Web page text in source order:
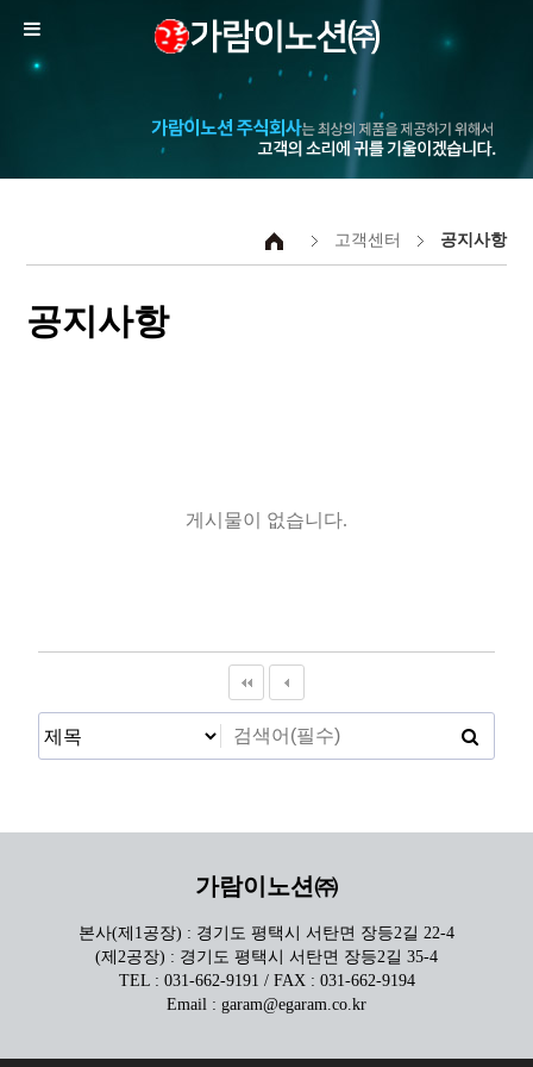
고객센터 공지사항
공지사항
게시물이 없습니다.
가람이노션㈜
본사(제1공장) : 경기도 평택시 서탄면 장등2길 22-4
(제2공장) : 경기도 평택시 서탄면 장등2길 35-4
TEL : 031-662-9191 / FAX : 031-662-9194
Email : garam@egaram.co.kr